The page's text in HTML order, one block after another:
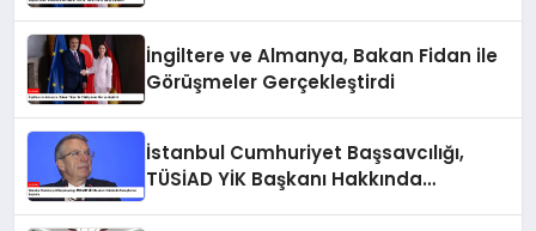
İngiltere ve Almanya, Bakan Fidan ile
Görüşmeler Gerçekleştirdi
İstanbul Cumhuriyet Başsavcılığı,
TÜSİAD YİK Başkanı Hakkında